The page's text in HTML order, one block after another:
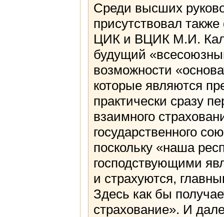
Среди высших
присутствовал
ЦИК и ВЦИК М.И.
будущий
возможности
которые являются
практически сразу
взаимного
государственного
поскольку «наша
господствующими
и страхуются,
Здесь как бы
страхование». И